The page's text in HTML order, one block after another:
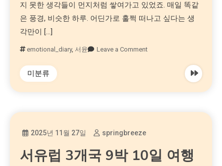
지 못한 생각들이 먼지처럼 쌓여가고 있었죠. 매일 똑같
은 풍경, 비슷한 하루. 어딘가로 훌쩍 떠나고 싶다는 생
각만이 […]
emotional_diary, 서윤 Leave a Comment
미분류
2025년 11월 27일 springbreeze
서유럽 3개국 9박 10일 여행